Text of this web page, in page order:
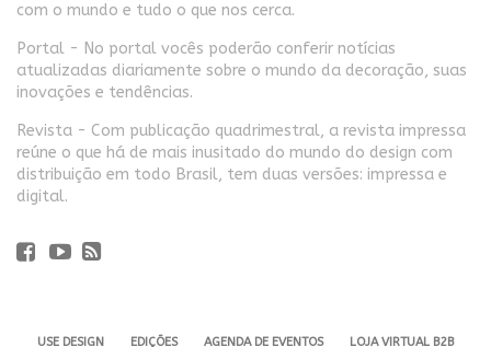
com o mundo e tudo o que nos cerca.
Portal - No portal vocês poderão conferir notícias
atualizadas diariamente sobre o mundo da decoração, suas
inovações e tendências.
Revista - Com publicação quadrimestral, a revista impressa
reúne o que há de mais inusitado do mundo do design com
distribuição em todo Brasil, tem duas versões: impressa e
digital.
USE DESIGN EDIÇÕES AGENDA DE EVENTOS LOJA VIRTUAL B2B